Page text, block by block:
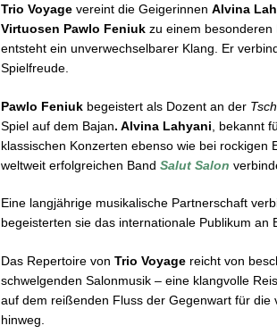
Trio Voyage vereint die Geigerinnen Alvina
Virtuosen Pawlo Feniuk zu einem besonderen
entsteht ein unverwechselbarer Klang. Er
Spielfreude.
Pawlo Feniuk begeistert als Dozent an der
Spiel auf dem Bajan. Alvina Lahyani , bekannt
klassischen Konzerten ebenso wie bei rockigen
weltweit erfolgreichen Band Salut Salon
Eine langjährige musikalische Partnerschaft
begeisterten sie das internationale Publikum an
Das Repertoire von Trio Voyage reicht von
schwelgenden Salonmusik – eine klangvolle
auf dem reißenden Fluss der Gegenwart für
hinweg.